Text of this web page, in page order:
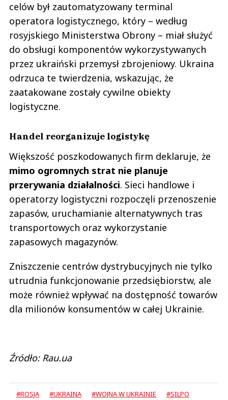
celów był zautomatyzowany terminal
operatora logistycznego, który – według
rosyjskiego Ministerstwa Obrony – miał służyć
do obsługi komponentów wykorzystywanych
przez ukraiński przemysł zbrojeniowy. Ukraina
odrzuca te twierdzenia, wskazując, że
zaatakowane zostały cywilne obiekty
logistyczne.
Handel reorganizuje logistykę
Większość poszkodowanych firm deklaruje, że
mimo ogromnych strat nie planuje
przerywania działalności. Sieci handlowe i
operatorzy logistyczni rozpoczęli przenoszenie
zapasów, uruchamianie alternatywnych tras
transportowych oraz wykorzystanie
zapasowych magazynów.
Zniszczenie centrów dystrybucyjnych nie tylko
utrudnia funkcjonowanie przedsiębiorstw, ale
może również wpływać na dostępność towarów
dla milionów konsumentów w całej Ukrainie.
Źródło: Rau.ua
#ROSJA #UKRAINA #WOJNA W UKRAINIE
#SILPO